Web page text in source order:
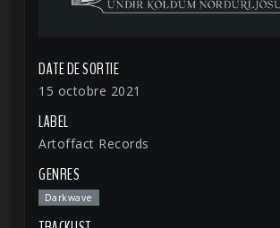
DATE DE SORTIE
15 octobre 2021
LABEL
Artoffact Records
GENRES
Darkwave